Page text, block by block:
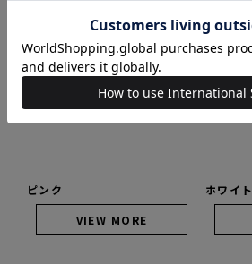
ピンク
VIEW MORE
ホワイト